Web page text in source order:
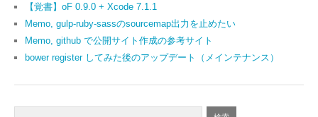
【覚書】oF 0.9.0 + Xcode 7.1.1
Memo, gulp-ruby-sassのsourcemap出力を止めたい
Memo, github で公開サイト作成の参考サイト
bower register してみた後のアップデート（メインテナンス）